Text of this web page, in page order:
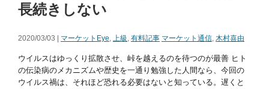
長続きしない
2020/03/03 | マーケットEye, 上級, 有料記事 マーケット通信, 木村喜由
ウイルスはゆっくり拡散させ、峠を越えるのを待つのが最善 ヒト
の伝染病のメカニズムや歴史を一通り勉強した人間なら、今回の
ウイルス禍は、それほど恐れる必要はないと知っている。遅くと